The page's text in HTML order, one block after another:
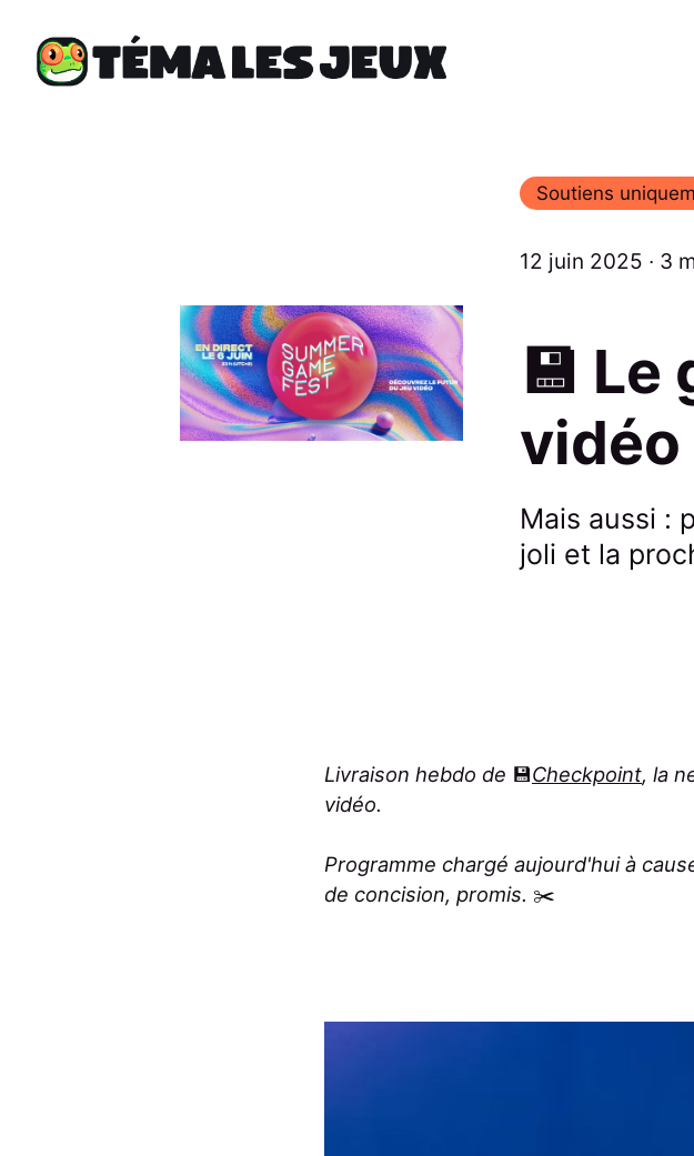
Soutiens
12 juin 2025 ∙ 3
💾 Le
Mais aussi :
joli et la
Livraison hebdo de 💾Checkpoint, la
vidéo.
Programme chargé aujourd'hui à
de concision, promis. ✂️